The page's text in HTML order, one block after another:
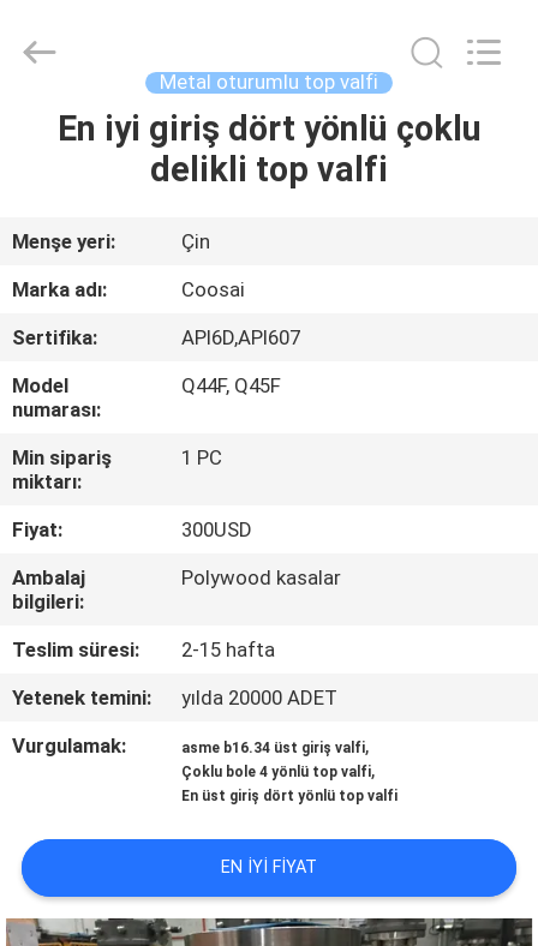
EVDE
BIZIM
HAKKIMIZDA
FABRIKA
TURU
KALITE
BIZIMLE
HABERLER
İNDIRIM
İSTE
group.
Metal oturumlu top valfi
En iyi giriş dört yönlü çoklu
delikli top valfi
Menşe yeri:
Çin
Marka adı:
Coosai
Sertifika:
API6D,API607
Model
numarası:
Q44F, Q45F
Min sipariş
miktarı:
1 PC
Fiyat:
300USD
Ambalaj
bilgileri:
Polywood kasalar
Teslim süresi:
2-15 hafta
Yetenek temini:
yılda 20000 ADET
Vurgulamak:
asme b16.34 üst giriş valfi,
Çoklu bole 4 yönlü top valfi,
En üst giriş dört yönlü top valfi
EN IYI FIYAT